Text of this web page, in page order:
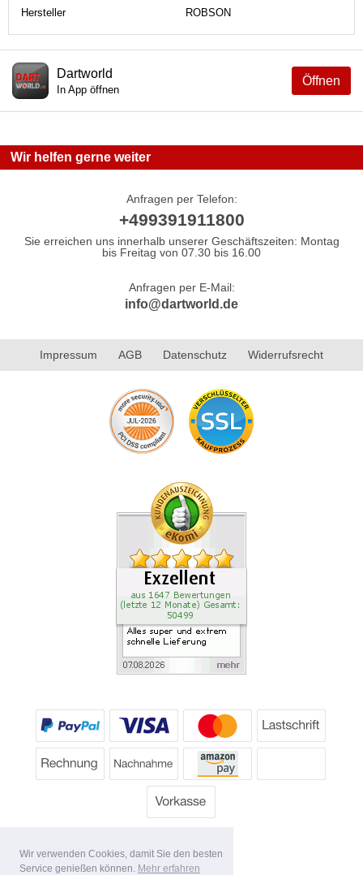
Wir verwenden Cookies, damit Sie den besten
Service genießen können. Mehr erfahren
Hersteller
ROBSON
Öffnen
Dartworld
In App öffnen
Wir helfen gerne weiter
Anfragen per Telefon:
+499391911800
Sie erreichen uns innerhalb unserer Geschäftszeiten: Montag
bis Freitag von 07.30 bis 16.00
Anfragen per E-Mail:
info@dartworld.de
Impressum AGB Datenschutz Widerrufsrecht